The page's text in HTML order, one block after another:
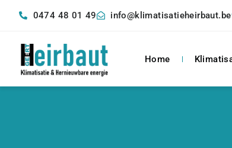
0474 48 01 49 info@klimatisatieheirbaut.be
Home